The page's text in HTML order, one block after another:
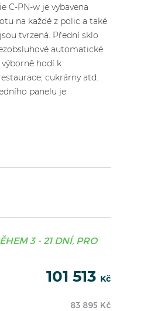
C-PN-w je vybavena
na každé z polic a také
tvrzená. Přední sklo
automatické
hodí k
cukrárny atd.
panelu je
3 - 21 DNÍ, PRO
101 513 Kč
83 895 Kč